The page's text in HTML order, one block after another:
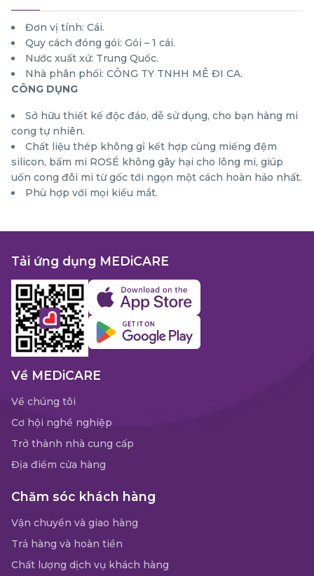
Đơn vị tính: Cái.
Quy cách đóng gói: Gói – 1 cái.
Nước xuất xứ: Trung Quốc.
Nhà phân phối: CÔNG TY TNHH MÊ ĐI CA.
CÔNG DỤNG
Sở hữu thiết kế độc đáo, dễ sử dụng, cho bạn hàng mi
cong tự nhiên.
Chất liệu thép không gỉ kết hợp cùng miếng đệm
silicon, bấm mi ROSÉ không gây hại cho lông mi, giúp
uốn cong đôi mi từ gốc tới ngọn một cách hoàn hảo nhất.
Phù hợp với mọi kiểu mắt.
Tải ứng dụng MEDiCARE
Về MEDiCARE
Về chúng tôi
Cơ hội nghề nghiệp
Trở thành nhà cung cấp
Địa điểm cửa hàng
Chăm sóc khách hàng
Vận chuyển và giao hàng
Trả hàng và hoàn tiền
Chất lượng dịch vụ khách hàng